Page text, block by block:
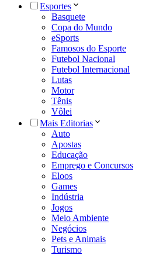
Esportes
Basquete
Copa do Mundo
eSports
Famosos do Esporte
Futebol Nacional
Futebol Internacional
Lutas
Motor
Tênis
Vôlei
Mais Editorias
Auto
Apostas
Educação
Emprego e Concursos
Eloos
Games
Indústria
Jogos
Meio Ambiente
Negócios
Pets e Animais
Turismo